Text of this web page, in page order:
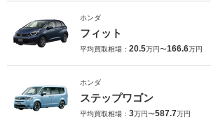
ホンダ
フィット
平均買取相場： 20.5万円〜166.6万円
ホンダ
ステップワゴン
平均買取相場： 3万円〜587.7万円